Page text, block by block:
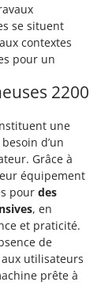
se situent
contextes
pour un
2200
une
d’un
Grâce à
équipement
pour des
, en
et praticité.
de
utilisateurs
prête à